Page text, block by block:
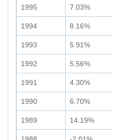
1995 7.03%
1994 8.16%
1993 5.91%
1992 5.56%
1991 4.30%
1990 6.70%
1989 14.19%